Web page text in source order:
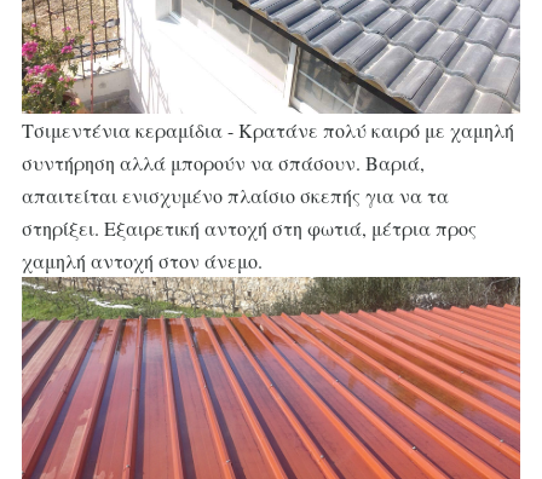
Τσιμεντένια κεραμίδια - Κρατάνε πολύ καιρό με χαμηλή
συντήρηση αλλά μπορούν να σπάσουν. Βαριά,
απαιτείται ενισχυμένο πλαίσιο σκεπής για να τα
στηρίξει. Εξαιρετική αντοχή στη φωτιά, μέτρια προς
χαμηλή αντοχή στον άνεμο.